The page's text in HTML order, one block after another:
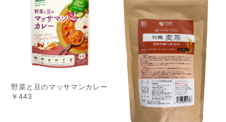
野菜と豆のマッサマンカレー
￥443